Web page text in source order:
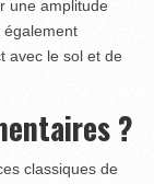
une amplitude
également
avec le sol et de
?
classiques de